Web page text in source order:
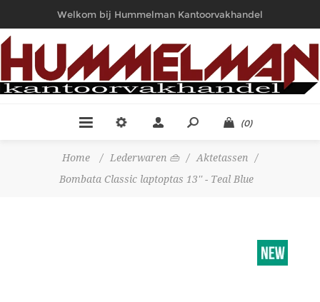
Welkom bij Hummelman Kantoorvakhandel
(0)
Home / Lederwaren 👜 / Aktetassen
/
Bombata Classic laptoptas 13'' - Teal Blue